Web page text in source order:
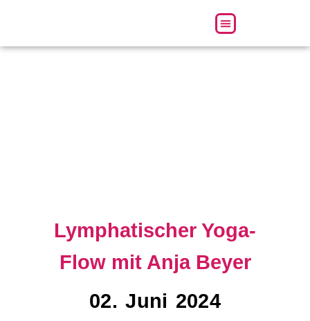
Lymphatischer Yoga-
Flow mit Anja Beyer
02. Juni 2024